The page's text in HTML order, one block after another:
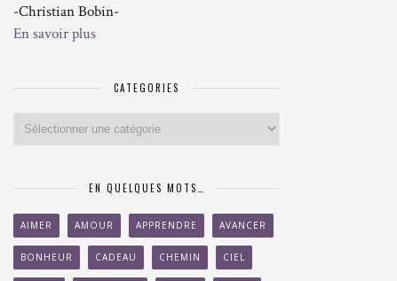
-Christian Bobin-
En savoir plus
CATEGORIES
Categories
EN QUELQUES MOTS…
AIMER AMOUR APPRENDRE AVANCER
BONHEUR CADEAU CHEMIN CIEL